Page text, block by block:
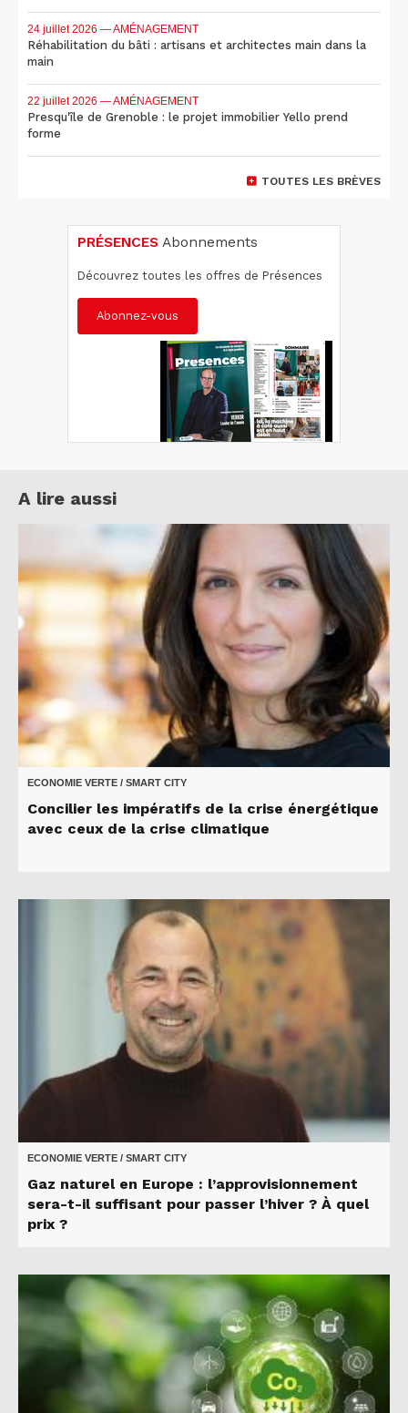
24 juillet 2026 — AMÉNAGEMENT
Réhabilitation du bâti : artisans et architectes main dans la
main
22 juillet 2026 — AMÉNAGEMENT
Presqu'île de Grenoble : le projet immobilier Yello prend
forme
TOUTES LES BRÈVES
PRÉSENCES Abonnements
Découvrez toutes les offres de Présences
Abonnez-vous
A lire aussi
ECONOMIE VERTE / SMART CITY
Concilier les impératifs de la crise énergétique
avec ceux de la crise climatique
ECONOMIE VERTE / SMART CITY
Gaz naturel en Europe : l’approvisionnement
sera-t-il suffisant pour passer l’hiver ? À quel
prix ?